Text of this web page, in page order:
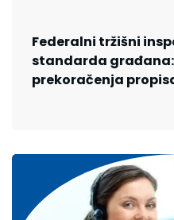
Federalni tržišni
standarda građana:
prekoračenja